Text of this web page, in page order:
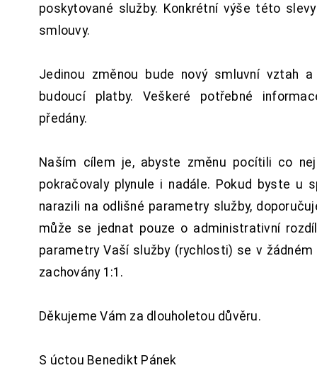
poskytované služby. Konkrétní výše této
smlouvy.
Jedinou změnou bude nový smluvní vztah
budoucí platby. Veškeré potřebné
předány.
Naším cílem je, abyste změnu pocítili co
pokračovaly plynule i nadále. Pokud byste u
narazili na odlišné parametry služby,
může se jednat pouze o administrativní
parametry Vaší služby (rychlosti) se v
zachovány 1:1.
Děkujeme Vám za dlouholetou důvěru.
S úctou Benedikt Pánek